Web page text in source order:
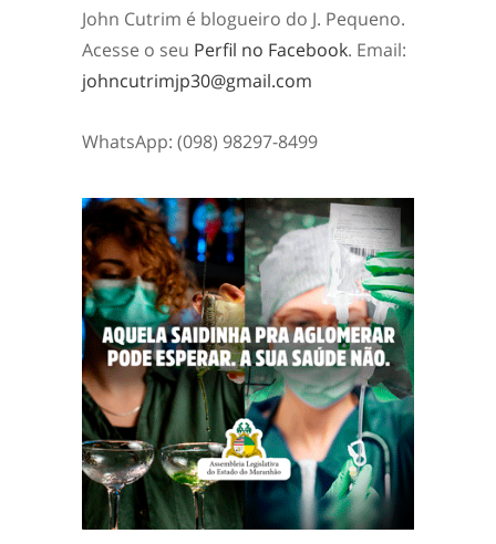
John Cutrim é blogueiro do J. Pequeno.
Acesse o seu Perfil no Facebook. Email:
johncutrimjp30@gmail.com
WhatsApp: (098) 98297-8499